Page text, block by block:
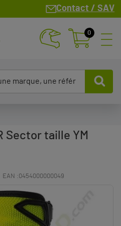
Contact / SAV
0
Sector taille YM
EAN :0454000000049